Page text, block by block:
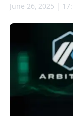
June 26, 2025 |